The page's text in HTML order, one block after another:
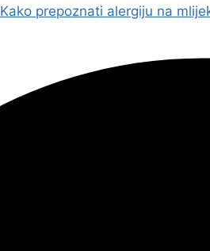
Kako prepoznati alergiju na